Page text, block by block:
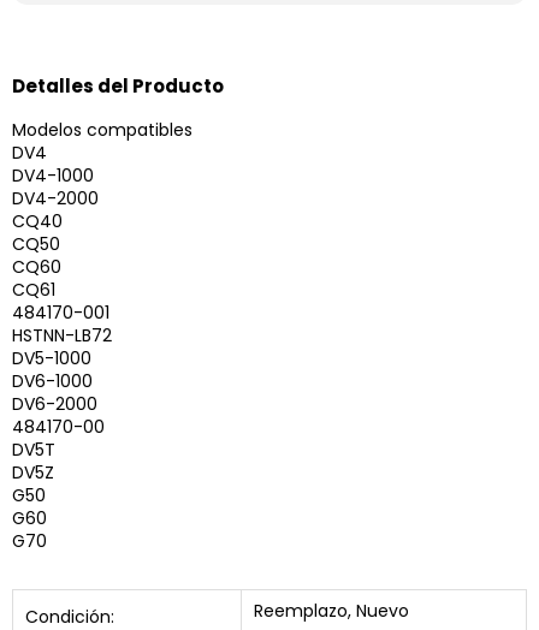
Detalles del Producto
Modelos compatibles
DV4
DV4-1000
DV4-2000
CQ40
CQ50
CQ60
CQ61
484170-001
HSTNN-LB72
DV5-1000
DV6-1000
DV6-2000
484170-00
DV5T
DV5Z
G50
G60
G70
Condición: Reemplazo, Nuevo